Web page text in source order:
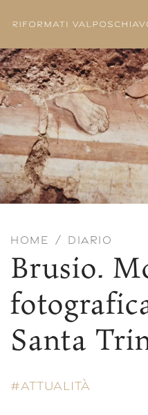
HOME DIARIO
Brusio.
Santa
ATTUALITÀ